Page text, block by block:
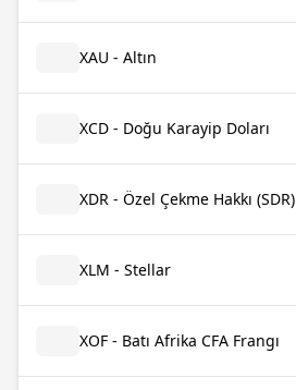
XAU - Altın
XCD - Doğu Karayip Doları
XDR - Özel Çekme Hakkı (SDR)
XLM - Stellar
XOF - Batı Afrika CFA Frangı